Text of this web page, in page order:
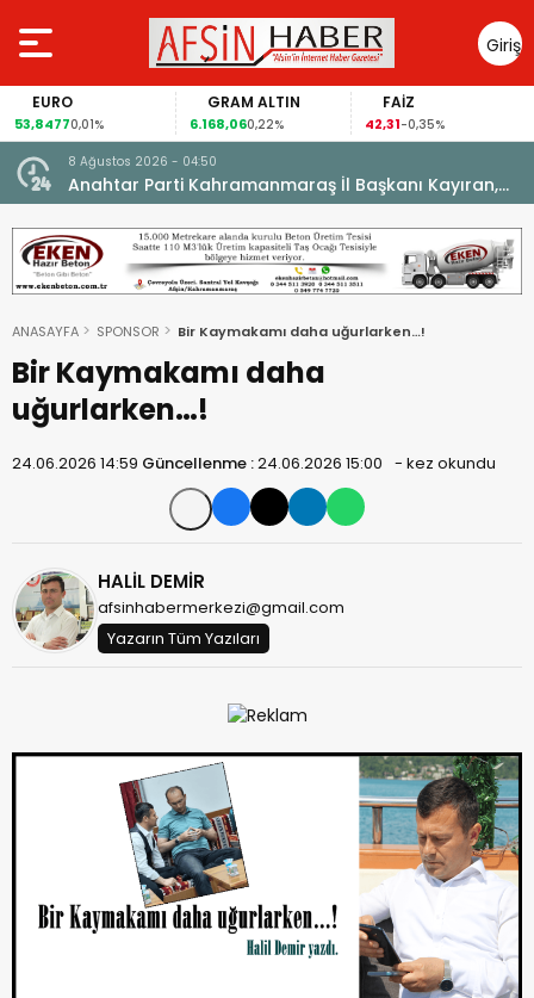
Giriş
Yap
EURO
53,84770,01%
GRAM ALTIN
6.168,060,22%
FAİZ
42,31-0,35%
8 Ağustos 2026 - 04:50
Anahtar Parti Kahramanmaraş İl Başkanı Kayıran,
Afşin Teşkilatı ile buluştu.
ANASAYFA SPONSOR Bir Kaymakamı daha uğurlarken…!
Bir Kaymakamı daha
uğurlarken…!
24.06.2026 14:59 Güncellenme :24.06.2026 15:00 - kez okundu
HALİL DEMİR
afsinhabermerkezi@gmail.com
Yazarın Tüm Yazıları